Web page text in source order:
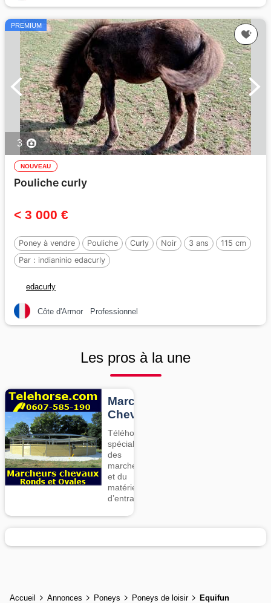
PREMIUM
3
NOUVEAU
Pouliche curly
< 3 000 €
Poney à vendre Pouliche Curly Noir 3 ans
115 cm
Par : indianinio edacurly
edacurly
Côte d'Armor Professionnel
Les pros à la une
Marcheurs
Chevaux
Téléhorse,
spécialiste
des
marcheurs
et du
matériel
d’entrainement
Accueil Annonces Poneys Poneys de loisir Equifun